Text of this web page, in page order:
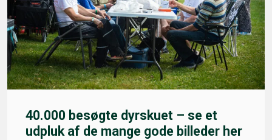
40.000 besøgte dyrskuet – se et
udpluk af de mange gode billeder her